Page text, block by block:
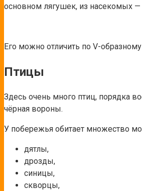
основном лягушек, из насекомых
Его можно отличить по V-образному
Птицы
Здесь очень много птиц, порядка
чёрная вороны.
У побережья обитает множество
дятлы,
дрозды,
синицы,
скворцы,